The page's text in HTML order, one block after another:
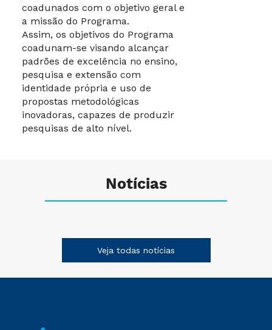
profissional e
cidadã, e sólida
credibilidade e
qualidade
conquistada na
sociedade,
difundindo
conhecimento com
responsabilidade
social.
Doutorado em
Trabalhistas norteia-
filosóficos e
metodológicos que
coadunados com o objetivo geral e
a missão do Programa.
Assim, os objetivos do Programa
coadunam-se visando alcançar
padrões de excelência no ensino,
pesquisa e extensão com
identidade própria e uso de
propostas metodológicas
inovadoras, capazes de produzir
pesquisas de alto nível.
Notícias
Veja todas notícias